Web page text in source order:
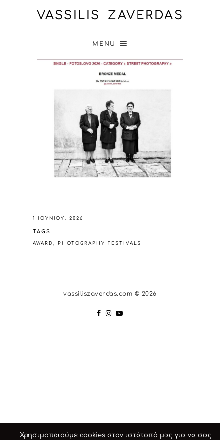
VASSILIS ZAVERDAS
MENU
1 ΙΟΥΝΊΟΥ, 2026
TAGS
AWARD PHOTOGRAPHY FESTIVALS
vassiliszaverdas.com © 2026
Χρησιμοποιούμε cookies στον ιστότοπό μας για να σας